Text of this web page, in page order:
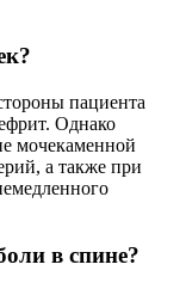
пациента
Однако
мочекаменной
а также при
в спине?